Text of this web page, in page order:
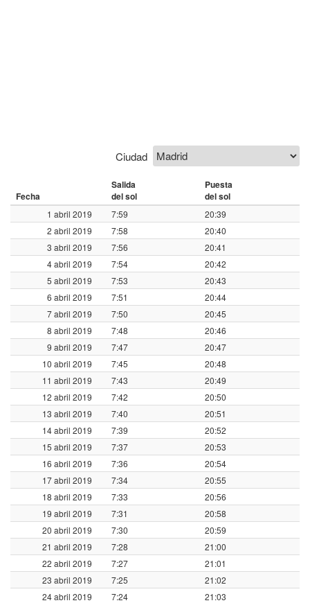
Ciudad
Fecha
Salida
del sol
Puesta
del sol
1 abril 2019 7:59
20:39
2 abril 2019
7:58
20:40
3 abril 2019
7:56
20:41
4 abril 2019
7:54
20:42
5 abril 2019
7:53
20:43
6 abril 2019
7:51
20:44
7 abril 2019
7:50
20:45
8 abril 2019
7:48
20:46
9 abril 2019
7:47
20:47
10 abril 2019
7:45
20:48
11 abril 2019
7:43
20:49
12 abril 2019
7:42
20:50
13 abril 2019
7:40
20:51
14 abril 2019
7:39
20:52
15 abril 2019
7:37
20:53
16 abril 2019
7:36
20:54
17 abril 2019
7:34
20:55
18 abril 2019
7:33
20:56
19 abril 2019
7:31
20:58
20 abril 2019
7:30
20:59
21 abril 2019
7:28
21:00
22 abril 2019
7:27
21:01
23 abril 2019
7:25
21:02
24 abril 2019
7:24
21:03